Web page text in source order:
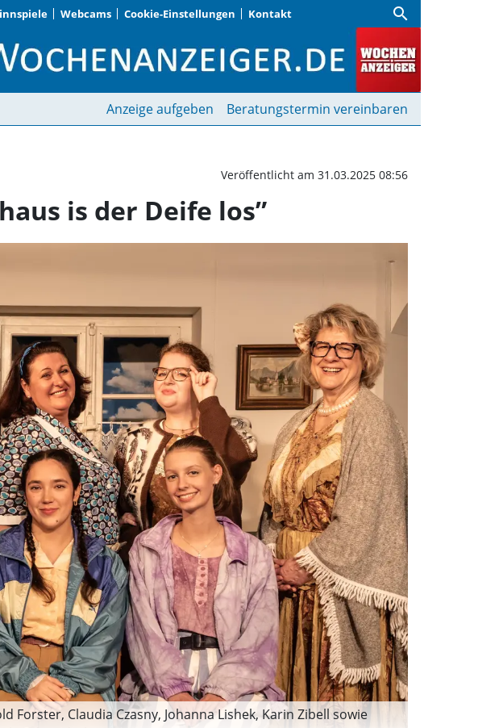
Webcams Cookie-Einstellungen Kontakt search
Premiere von „Im Pfarrhaus is
Anzeige aufgeben Beratungstermin vereinbaren
Veröffentlicht am 31.03.2025 08:56
is der Deife los”
Forster, Claudia Czasny, Johanna Lishek, Karin Zibell sowie